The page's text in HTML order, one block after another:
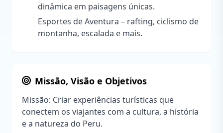
dinâmica em paisagens únicas.
Esportes de Aventura – rafting, ciclismo de
montanha, escalada e mais.
Missão, Visão e Objetivos
Missão: Criar experiências turísticas que
conectem os viajantes com a cultura, a história
e a natureza do Peru.